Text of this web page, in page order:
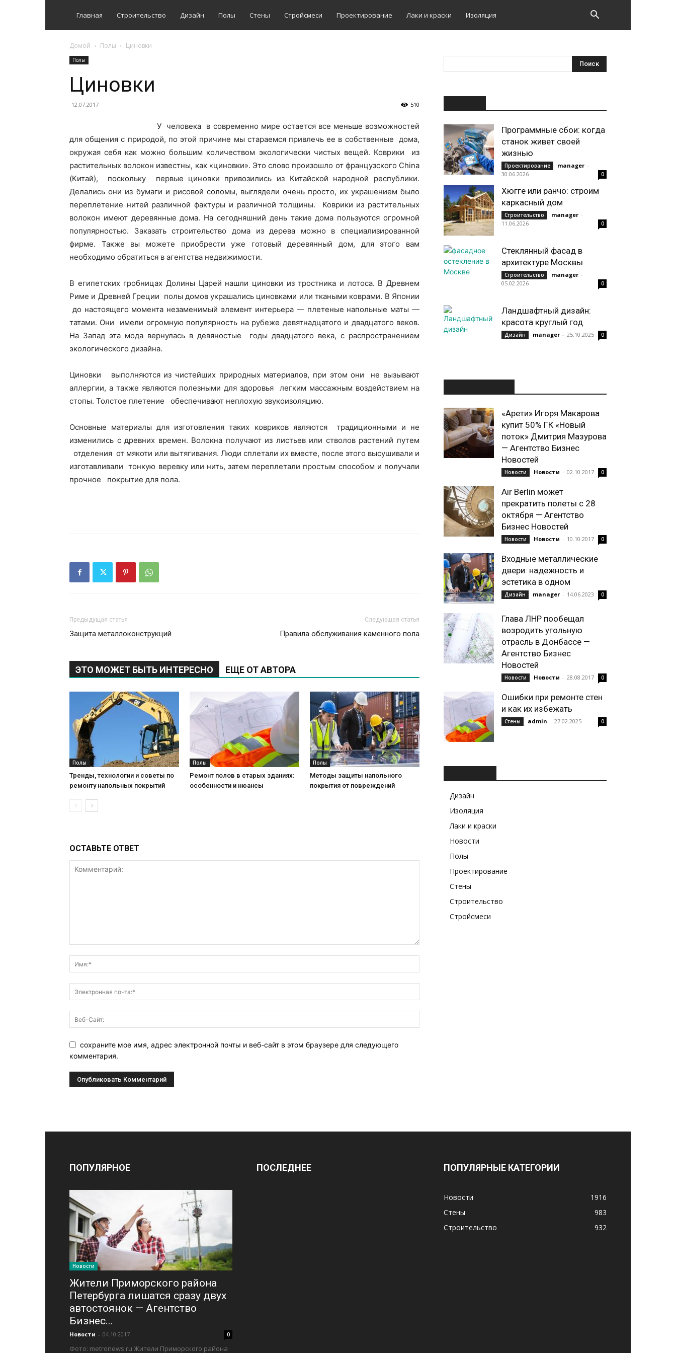
Главная Строительство Дизайн Полы Стены Стройсмеси Проектирование Лаки и краски Изоляция
Домой Полы Циновки
Полы
Циновки
12.07.2017 510
У человека в современно мире остается все меньше возможностей
для общения с природой, по этой причине мы стараемся привлечь ее в собственные дома,
окружая себя как можно большим количеством экологически чистых вещей. Коврики из
растительных волокон известны, как «циновки». Это слово произошло от французского China
(Китай), поскольку первые циновки привозились из Китайской народной республики.
Делались они из бумаги и рисовой соломы, выглядели очень просто, их украшением было
переплетение нитей различной фактуры и различной толщины. Коврики из растительных
волокон имеют деревянные дома. На сегодняшний день такие дома пользуются огромной
популярностью. Заказать строительство дома из дерева можно в специализированной
фирме. Также вы можете приобрести уже готовый деревянный дом, для этого вам
необходимо обратиться в агентства недвижимости.
В египетских гробницах Долины Царей нашли циновки из тростника и лотоса. В Древнем
Риме и Древней Греции полы домов украшались циновками или ткаными коврами. В Японии
до настоящего момента незаменимый элемент интерьера — плетеные напольные маты —
татами. Они имели огромную популярность на рубеже девятнадцатого и двадцатого веков.
На Запад эта мода вернулась в девяностые годы двадцатого века, с распространением
экологического дизайна.
Циновки выполняются из чистейших природных материалов, при этом они не вызывают
аллергии, а также являются полезными для здоровья легким массажным воздействием на
стопы. Толстое плетение обеспечивают неплохую звукоизоляцию.
Основные материалы для изготовления таких ковриков являются традиционными и не
изменились с древних времен. Волокна получают из листьев или стволов растений путем
отделения от мякоти или вытягивания. Люди сплетали их вместе, после этого высушивали и
изготавливали тонкую веревку или нить, затем переплетали простым способом и получали
прочное покрытие для пола.
Предыдущая статья
Защита металлоконструкций
Следующая статья
Правила обслуживания каменного пола
ЭТО МОЖЕТ БЫТЬ ИНТЕРЕСНО ЕЩЕ ОТ АВТОРА
Полы
Тренды, технологии и советы по
ремонту напольных покрытий
Полы
Ремонт полов в старых зданиях:
особенности и нюансы
Полы
Методы защиты напольного
покрытия от повреждений
ОСТАВЬТЕ ОТВЕТ
сохраните мое имя, адрес электронной почты и веб-сайт в этом браузере для следующего
комментария.
Программные сбои: когда
станок живет своей
жизнью
Проектирование manager -
30.06.2026
0
Хюгге или ранчо: строим
каркасный дом
Строительство manager -
11.06.2026
0
Стеклянный фасад в
архитектуре Москвы
Строительство manager -
05.02.2026
0
Ландшафтный дизайн:
красота круглый год
Дизайн manager - 25.10.2025 0
«Арети» Игоря Макарова
купит 50% ГК «Новый
поток» Дмитрия Мазурова
— Агентство Бизнес
Новостей
Новости Новости - 02.10.2017 0
Air Berlin может
прекратить полеты с 28
октября — Агентство
Бизнес Новостей
Новости Новости - 10.10.2017 0
Входные металлические
двери: надежность и
эстетика в одном
Дизайн manager - 14.06.2023 0
Глава ЛНР пообещал
возродить угольную
отрасль в Донбассе —
Агентство Бизнес
Новостей
Новости Новости - 28.08.2017 0
Ошибки при ремонте стен
и как их избежать
Стены admin - 27.02.2025 0
Дизайн
Изоляция
Лаки и краски
Новости
Полы
Проектирование
Стены
Строительство
Стройсмеси
ПОПУЛЯРНОЕ
Новости
Жители Приморского района
Петербурга лишатся сразу двух
автостоянок — Агентство
Бизнес...
Новости - 04.10.2017 0
Фото: metronews.ru Жители Приморского района
ПОСЛЕДНЕЕ ПОПУЛЯРНЫЕ КАТЕГОРИИ
Новости
1916
Стены
983
Строительство
932